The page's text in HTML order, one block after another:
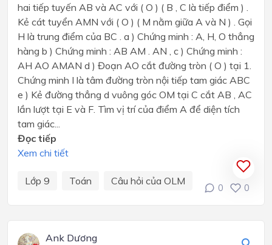
hai tiếp tuyến AB và AC với ( O ) ( B , C là tiếp điểm ) .
Kẻ cát tuyển AMN với ( O ) ( M nằm giữa A và N ) . Gọi
H là trung điểm của BC . a ) Chứng minh : A, H, O thẳng
hàng b ) Chứng minh : AB AM . AN , c ) Chứng minh :
AH AO AMAN d ) Đoạn AO cắt đường tròn ( O ) tại 1.
Chứng minh I là tâm đường tròn nội tiếp tam giác ABC
e ) Kẻ đường thẳng d vuông góc OM tại C cắt AB , AC
lần lượt tại E và F. Tìm vị trí của điểm A để diện tích
tam giác...
Đọc tiếp
Xem chi tiết
Lớp 9 Toán Câu hỏi của OLM
0 0
Ank Dương